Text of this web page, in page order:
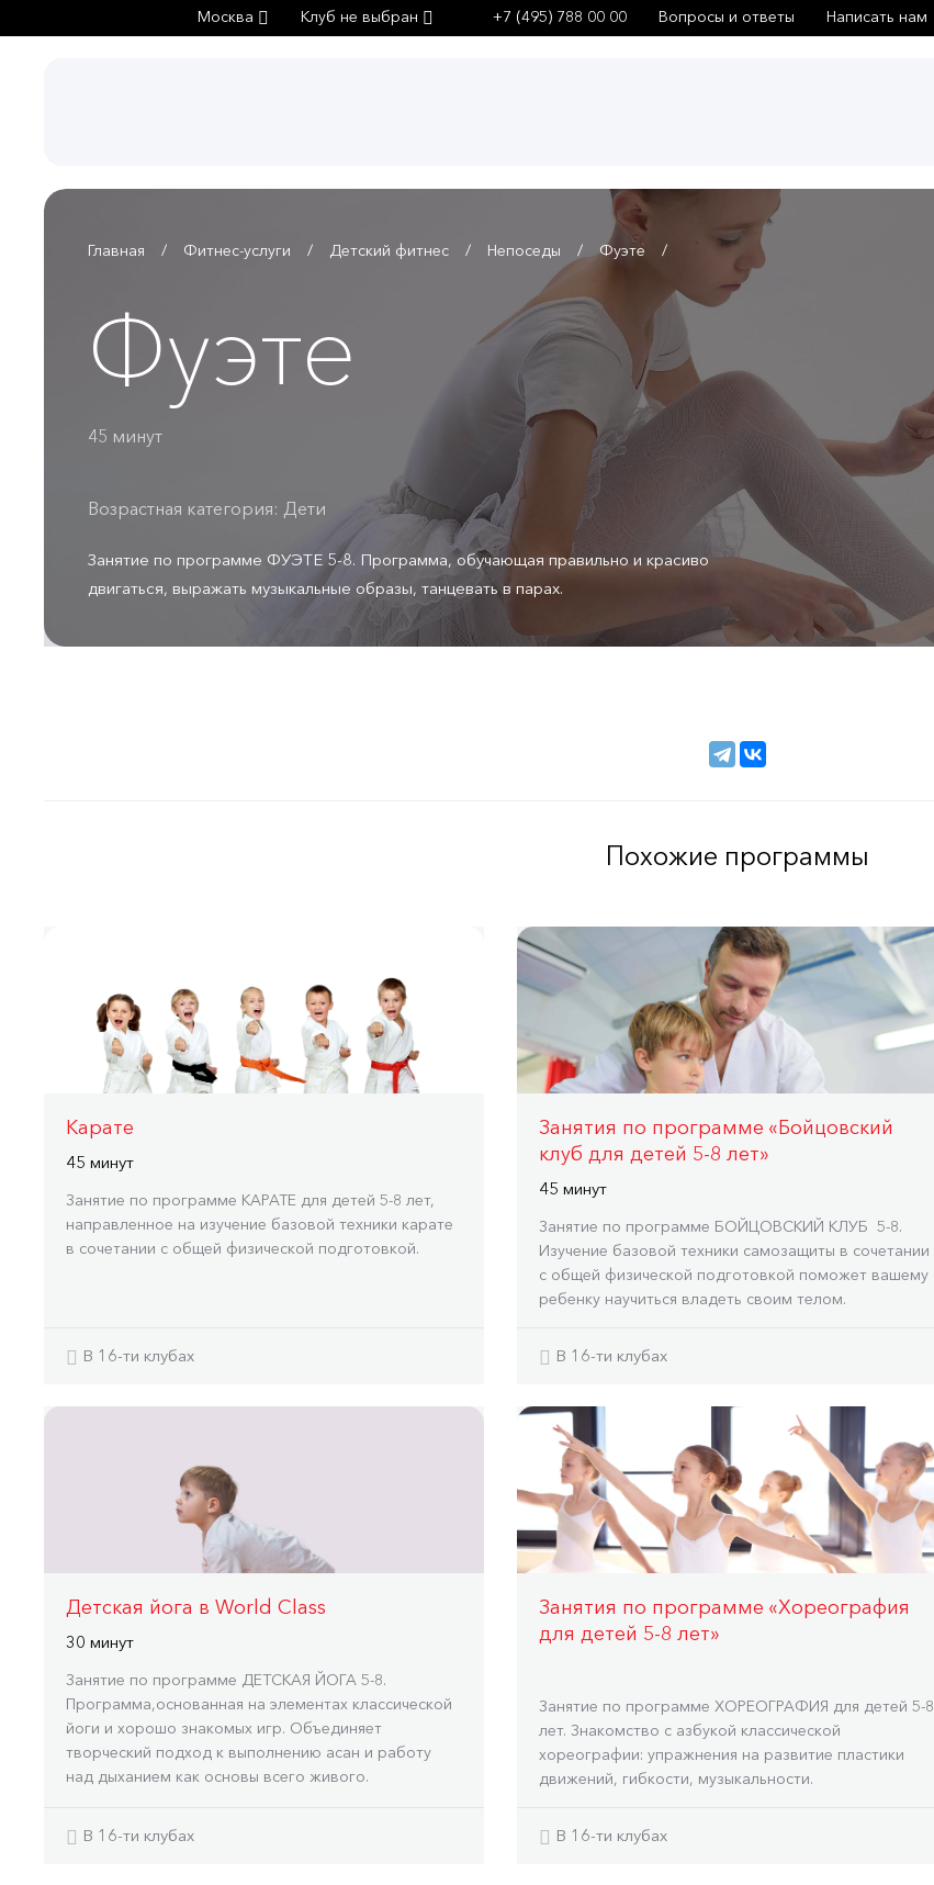
Москва Клуб не выбран +7 (495) 788 00 00 Вопросы и ответы Написать нам
Главная Фитнес-услуги Детский фитнес Непоседы Фуэте
Фуэте
45 минут
Возрастная категория: Дети
Занятие по программе ФУЭТЕ 5-8. Программа, обучающая правильно и красиво
двигаться, выражать музыкальные образы, танцевать в парах.
Похожие программы
Карате
45 минут
Занятие по программе КАРАТЕ для детей 5-8 лет,
направленное на изучение базовой техники карате
в сочетании с общей физической подготовкой.
В 16-ти клубах
Занятия по программе «Бойцовский
клуб для детей 5-8 лет»
45 минут
Занятие по программе БОЙЦОВСКИЙ КЛУБ 5-8.
Изучение базовой техники самозащиты в сочетании
с общей физической подготовкой поможет вашему
ребенку научиться владеть своим телом.
В 16-ти клубах
Детская йога в World Class
30 минут
Занятие по программе ДЕТСКАЯ ЙОГА 5-8.
Программа,основанная на элементах классической
йоги и хорошо знакомых игр. Объединяет
творческий подход к выполнению асан и работу
над дыханием как основы всего живого.
В 16-ти клубах
Занятия по программе «Хореография
для детей 5-8 лет»
Занятие по программе ХОРЕОГРАФИЯ для детей 5-8
лет. Знакомство с азбукой классической
хореографии: упражнения на развитие пластики
движений, гибкости, музыкальности.
В 16-ти клубах